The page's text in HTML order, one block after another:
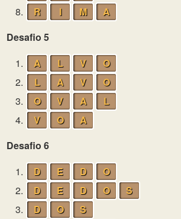
8.
R I M
A
Desafio 5
1.
A L V
O
2.
L A V
O
3.
O V A
L
4.
V O
A
Desafio 6
1.
D E D
O
2.
D E D O
S
3.
D O
S